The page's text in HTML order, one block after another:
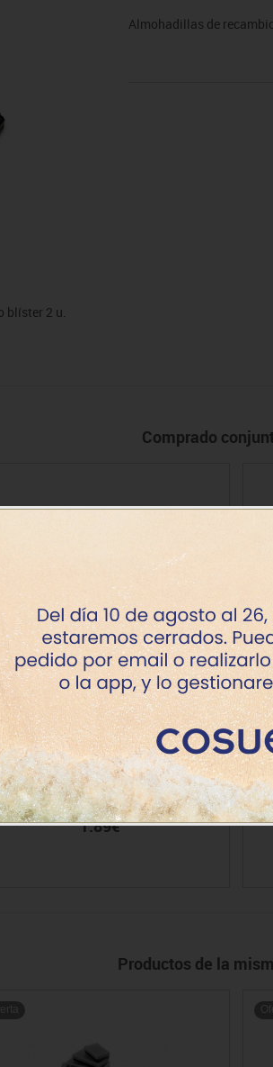
expositores
Almohadillas de
blíster 2 u.
Comprado
adhes. Tesa economic de 66 m x48
mm transp.
Precio
1.89€
Productos de la